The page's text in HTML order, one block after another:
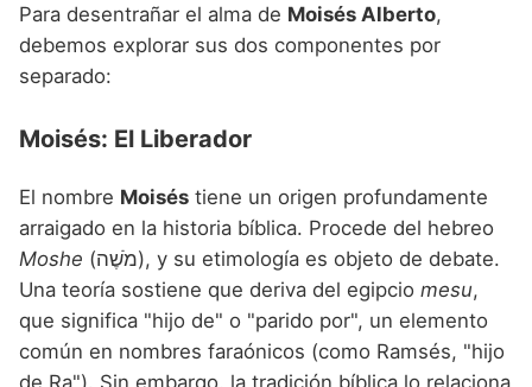
Nombres de niño que empiezan por V
Nombres de niño que empiezan por Z
Para desentrañar el alma de Moisés Alberto,
debemos explorar sus dos componentes por
separado:
Moisés: El Liberador
El nombre Moisés tiene un origen profundamente
arraigado en la historia bíblica. Procede del hebreo
Moshe (מֹשֶׁה), y su etimología es objeto de debate.
Una teoría sostiene que deriva del egipcio mesu,
que significa "hijo de" o "parido por", un elemento
común en nombres faraónicos (como Ramsés, "hijo
de Ra"). Sin embargo, la tradición bíblica lo relaciona